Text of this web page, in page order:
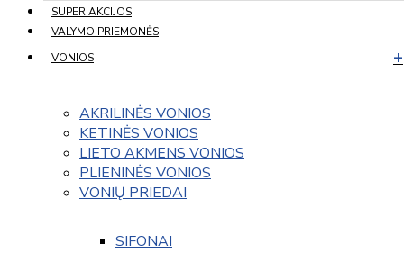
SUPER AKCIJOS
VALYMO PRIEMONĖS
VONIOS
AKRILINĖS VONIOS
KETINĖS VONIOS
LIETO AKMENS VONIOS
PLIENINĖS VONIOS
VONIŲ PRIEDAI
SIFONAI